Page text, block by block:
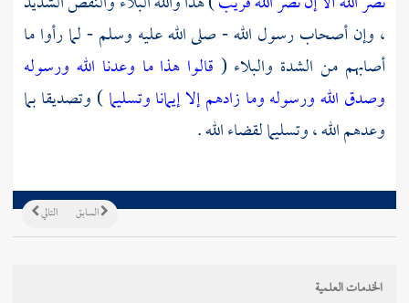
، وإن أصحاب رسول الله - صلى الله عليه وسلم - لما رأوا ما
أصابهم من الشدة والبلاء ( قالوا هذا ما وعدنا الله ورسوله
وصدق الله ورسوله وما زادهم إلا إيمانا وتسليما) وتصديقا بما
وعدهم الله ، وتسليما لقضاء الله .
التالي السابق
الخدمات العلمية